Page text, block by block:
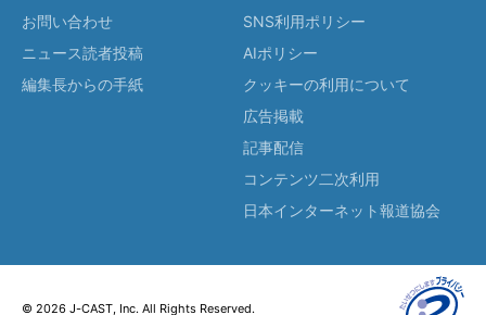
お問い合わせ
ニュース読者投稿
編集長からの手紙
SNS利用ポリシー
AIポリシー
クッキーの利用について
広告掲載
記事配信
コンテンツ二次利用
日本インターネット報道協会
© 2026 J-CAST, Inc. All Rights Reserved.